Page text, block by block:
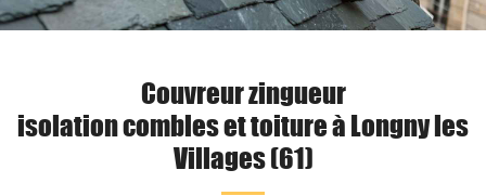
Couvreur zingueur
isolation combles et toiture à Longny les
Villages (61)